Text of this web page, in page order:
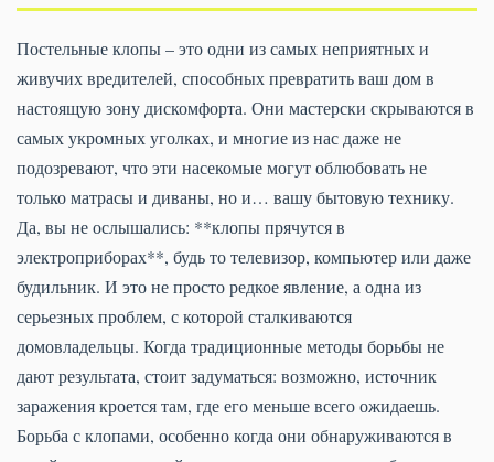
Постельные клопы – это одни из самых неприятных и
живучих вредителей, способных превратить ваш дом в
настоящую зону дискомфорта. Они мастерски скрываются в
самых укромных уголках, и многие из нас даже не
подозревают, что эти насекомые могут облюбовать не
только матрасы и диваны, но и… вашу бытовую технику.
Да, вы не ослышались: **клопы прячутся в
электроприборах**, будь то телевизор, компьютер или даже
будильник. И это не просто редкое явление, а одна из
серьезных проблем, с которой сталкиваются
домовладельцы. Когда традиционные методы борьбы не
дают результата, стоит задуматься: возможно, источник
заражения кроется там, где его меньше всего ожидаешь.
Борьба с клопами, особенно когда они обнаруживаются в